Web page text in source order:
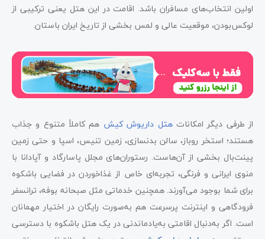
اولین انتخاب‌های مسافران باشد. اقامت در این هتل یعنی ترکیبی از
لوکس‌بودن، موقعیت عالی و لمس بخشی از تاریخ ایران باستان.
از طرفی دیگر امکاناتهتل داریوش کیش هم کاملاً متنوع و جذاب
هستند؛ استخر روباز، سالن بدنسازی، زمین تنیس، اسپا و حتی زمین
پینت‌بال بخشی از آن‌هاست. رستوران‌های مجلل پاسارگاد و آپادانا با
منوی ایرانی و فرنگی، تجربه‌ای خاص از غذاخوردن در فضایی باشکوه
برای شما بوجود می‌آورند. همچنین خدماتی مثل صبحانه بوفه، ترانسفر
فرودگاهی و اینترنت پرسرعت هم به‌صورت رایگان در اختیار مهمانان
است. اگر به‌دنبال اقامتی به‌یادماندنی در یک هتل باشکوه با دسترسی